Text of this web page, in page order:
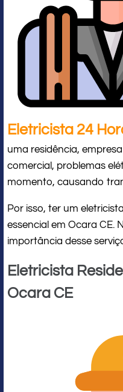
Eletricista 24
uma residência,
comercial, problemas
momento, causando
Por isso, ter um
essencial em Ocara CE.
importância desse
Eletricista
Ocara CE